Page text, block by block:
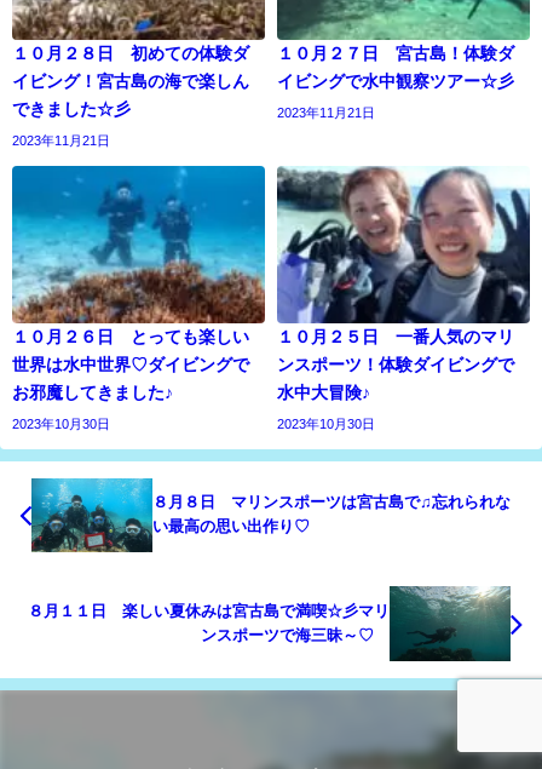
１０月２８日 初めての体験ダ
イビング！宮古島の海で楽しん
できました☆彡
2023年11月21日
１０月２７日 宮古島！体験ダ
イビングで水中観察ツアー☆彡
2023年11月21日
１０月２６日 とっても楽しい
世界は水中世界♡ダイビングで
お邪魔してきました♪
2023年10月30日
１０月２５日 一番人気のマリ
ンスポーツ！体験ダイビングで
水中大冒険♪
2023年10月30日
８月８日 マリンスポーツは宮古島で♫忘れられな
い最高の思い出作り♡
８月１１日 楽しい夏休みは宮古島で満喫☆彡マリ
ンスポーツで海三昧～♡